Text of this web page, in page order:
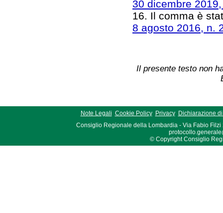
30 dicembre
16. Il comma è
8 agosto 2016, n.
Il presente testo non
Note Legali Cookie Policy Privacy
Dichiarazione
Consiglio Regionale della Lombardia - Via Fabio Filzi
© Copyright Consiglio